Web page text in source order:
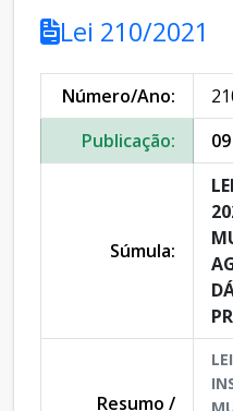
Lei 210/2021
Número/Ano:
Publicação:
Súmula:
Resumo /